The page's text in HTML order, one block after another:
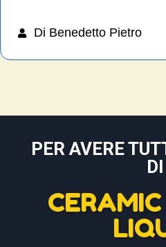
Di Benedetto Pietro
PER AVERE
DI